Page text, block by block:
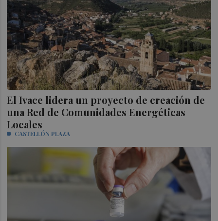
El Ivace lidera un proyecto de creación de
una Red de Comunidades Energéticas
Locales
CASTELLÓN PLAZA